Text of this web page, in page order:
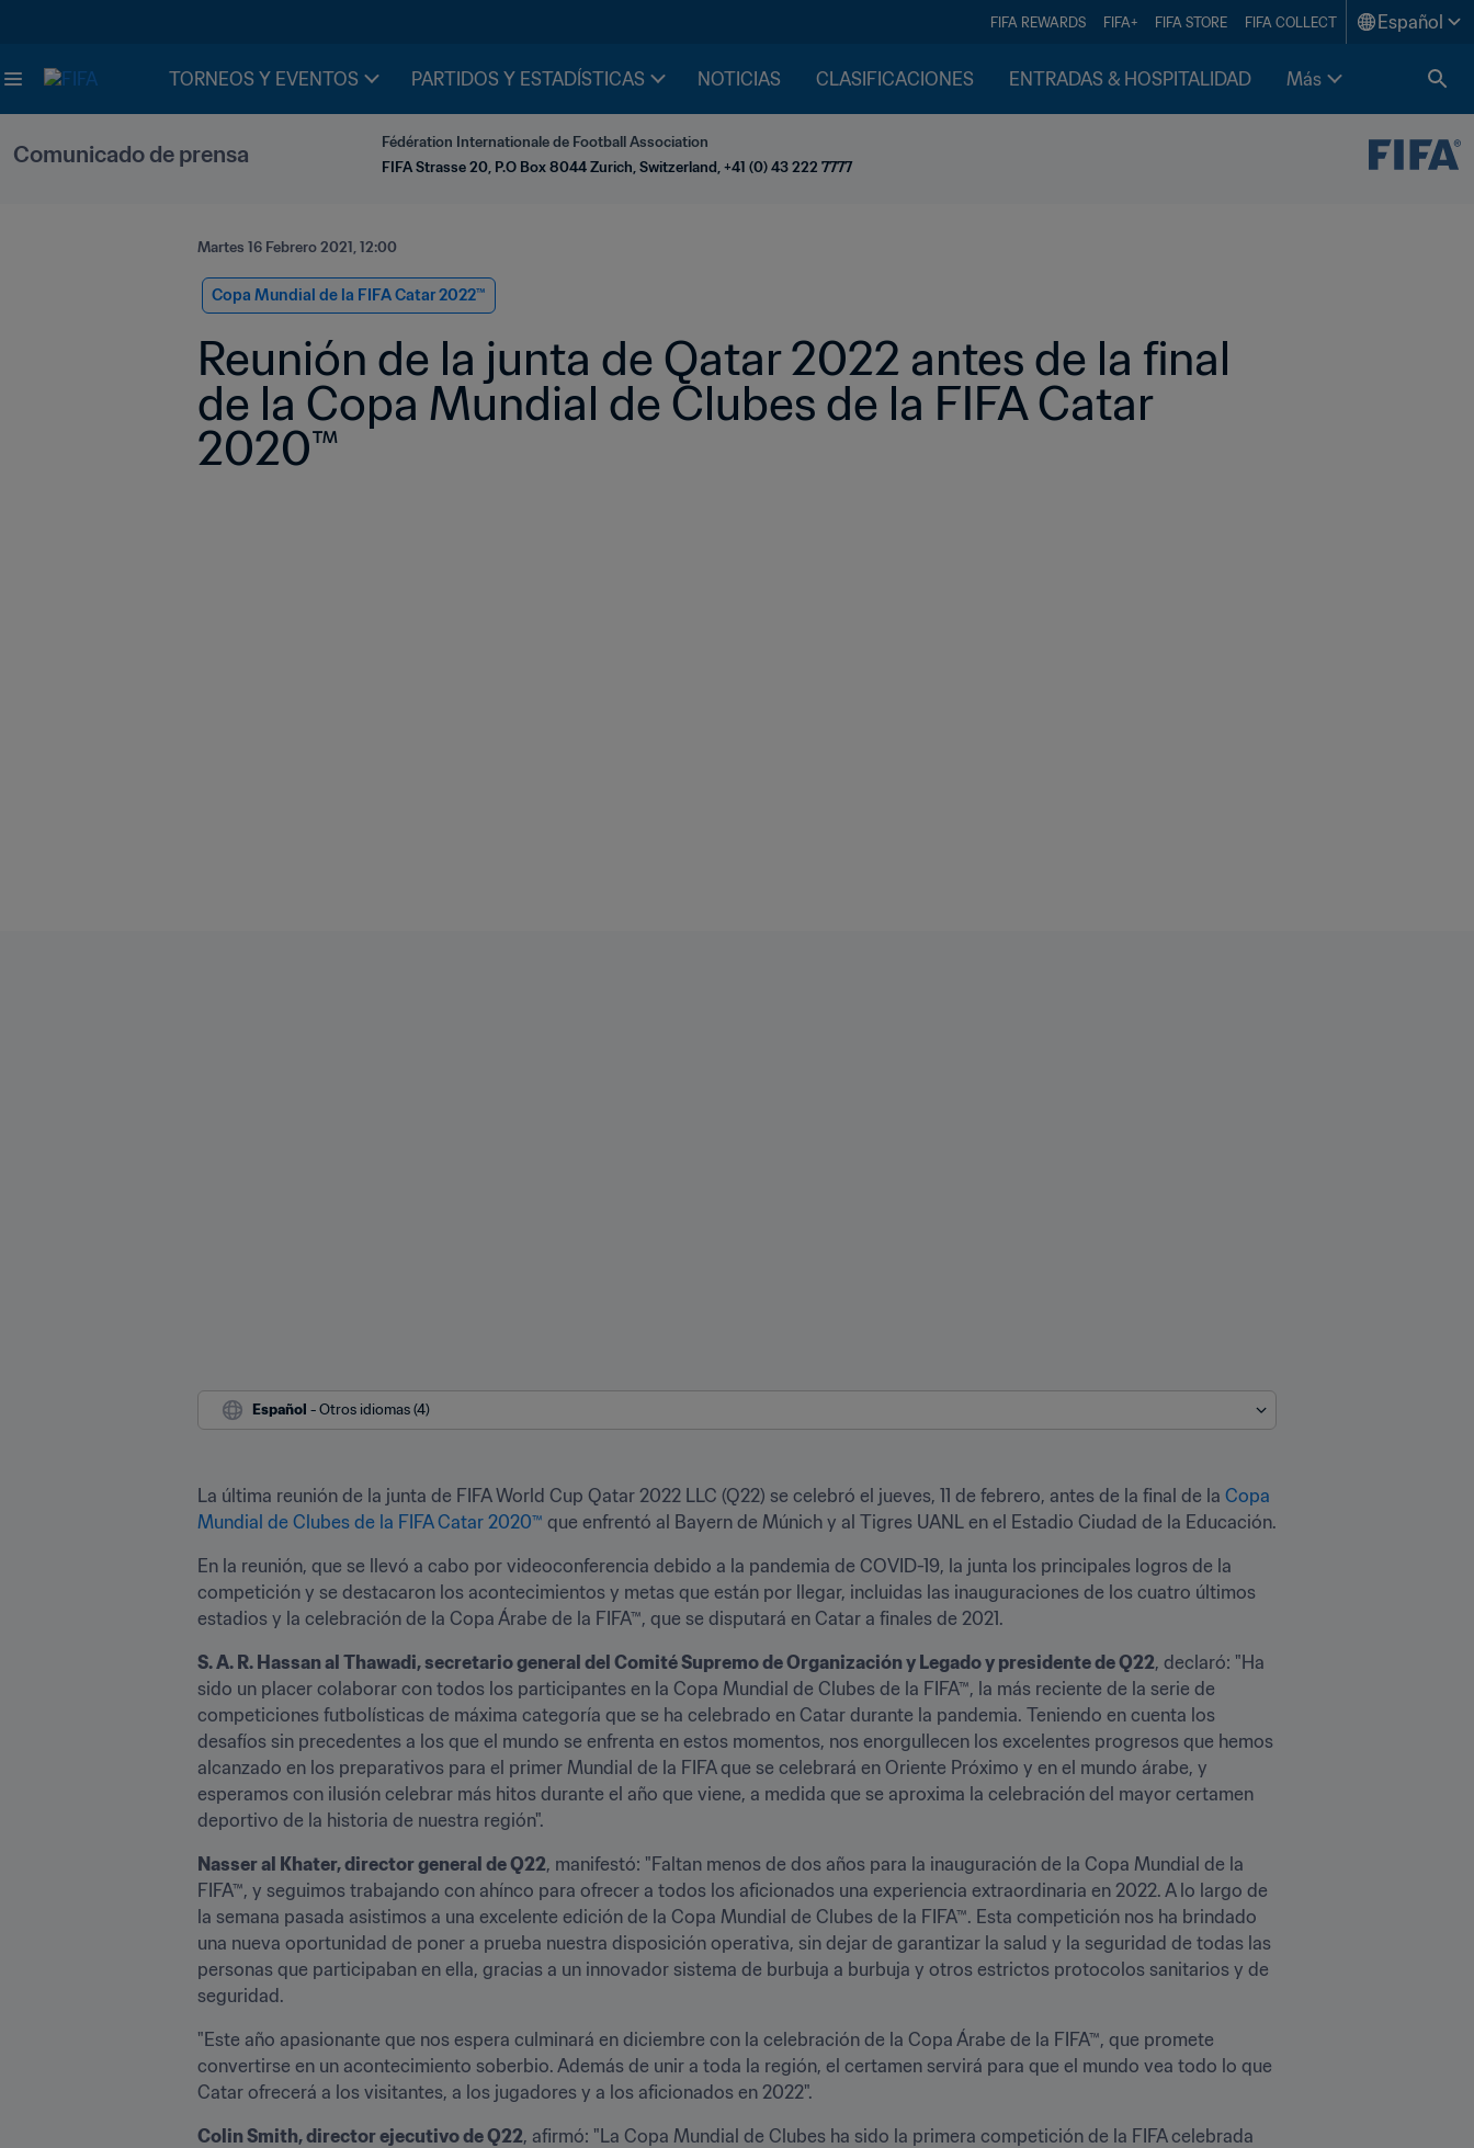
FIFA REWARDS FIFA+ FIFA STORE FIFA COLLECT Español
TORNEOS Y EVENTOS PARTIDOS Y ESTADÍSTICAS NOTICIAS CLASIFICACIONES ENTRADAS & HOSPITALIDAD Más
Comunicado de prensa
Fédération Internationale de Football Association
FIFA Strasse 20, P.O Box 8044 Zurich, Switzerland, +41 (0) 43 222 7777
Martes 16 Febrero 2021, 12:00
Copa Mundial de la FIFA Catar 2022™
Reunión de la junta de Qatar 2022 antes de la final
de la Copa Mundial de Clubes de la FIFA Catar
2020™
Español - Otros idiomas (4)
La última reunión de la junta de FIFA World Cup Qatar 2022 LLC (Q22) se celebró el jueves, 11 de febrero, antes de la final de la Copa
Mundial de Clubes de la FIFA Catar 2020™ que enfrentó al Bayern de Múnich y al Tigres UANL en el Estadio Ciudad de la Educación.
En la reunión, que se llevó a cabo por videoconferencia debido a la pandemia de COVID-19, la junta los principales logros de la
competición y se destacaron los acontecimientos y metas que están por llegar, incluidas las inauguraciones de los cuatro últimos
estadios y la celebración de la Copa Árabe de la FIFA™, que se disputará en Catar a finales de 2021.
S. A. R. Hassan al Thawadi, secretario general del Comité Supremo de Organización y Legado y presidente de Q22, declaró: "Ha
sido un placer colaborar con todos los participantes en la Copa Mundial de Clubes de la FIFA™, la más reciente de la serie de
competiciones futbolísticas de máxima categoría que se ha celebrado en Catar durante la pandemia. Teniendo en cuenta los
desafíos sin precedentes a los que el mundo se enfrenta en estos momentos, nos enorgullecen los excelentes progresos que hemos
alcanzado en los preparativos para el primer Mundial de la FIFA que se celebrará en Oriente Próximo y en el mundo árabe, y
esperamos con ilusión celebrar más hitos durante el año que viene, a medida que se aproxima la celebración del mayor certamen
deportivo de la historia de nuestra región".
Nasser al Khater, director general de Q22, manifestó: "Faltan menos de dos años para la inauguración de la Copa Mundial de la
FIFA™, y seguimos trabajando con ahínco para ofrecer a todos los aficionados una experiencia extraordinaria en 2022. A lo largo de
la semana pasada asistimos a una excelente edición de la Copa Mundial de Clubes de la FIFA™. Esta competición nos ha brindado
una nueva oportunidad de poner a prueba nuestra disposición operativa, sin dejar de garantizar la salud y la seguridad de todas las
personas que participaban en ella, gracias a un innovador sistema de burbuja a burbuja y otros estrictos protocolos sanitarios y de
seguridad.
"Este año apasionante que nos espera culminará en diciembre con la celebración de la Copa Árabe de la FIFA™, que promete
convertirse en un acontecimiento soberbio. Además de unir a toda la región, el certamen servirá para que el mundo vea todo lo que
Catar ofrecerá a los visitantes, a los jugadores y a los aficionados en 2022".
Colin Smith, director ejecutivo de Q22, afirmó: "La Copa Mundial de Clubes ha sido la primera competición de la FIFA celebrada